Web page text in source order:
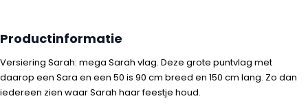
Productinformatie
Versiering Sarah: mega Sarah vlag. Deze grote puntvlag met
daarop een Sara en een 50 is 90 cm breed en 150 cm lang. Zo dan
iedereen zien waar Sarah haar feestje houd.